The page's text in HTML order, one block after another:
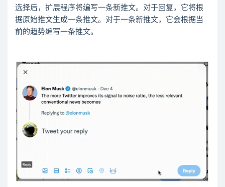
选择后，扩展程序将编写一条新推文。对于回复，它将根
据原始推文生成一条推文。对于一条新推文，它会根据当
前的趋势编写一条推文。